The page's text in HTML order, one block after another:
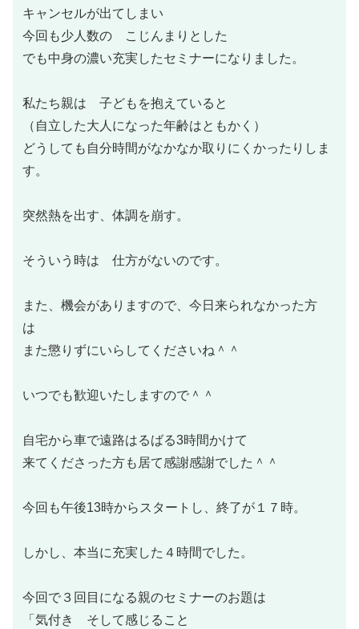
キャンセルが出てしまい
今回も少人数の こじんまりとした
でも中身の濃い充実したセミナーになりました。
私たち親は 子どもを抱えていると
（自立した大人になった年齢はともかく）
どうしても自分時間がなかなか取りにくかったりしま
す。
突然熱を出す、体調を崩す。
そういう時は 仕方がないのです。
また、機会がありますので、今日来られなかった方
は
また懲りずにいらしてくださいね＾＾
いつでも歓迎いたしますので＾＾
自宅から車で遠路はるばる3時間かけて
来てくださった方も居て感謝感謝でした＾＾
今回も午後13時からスタートし、終了が１７時。
しかし、本当に充実した４時間でした。
今回で３回目になる親のセミナーのお題は
「気付き そして感じること